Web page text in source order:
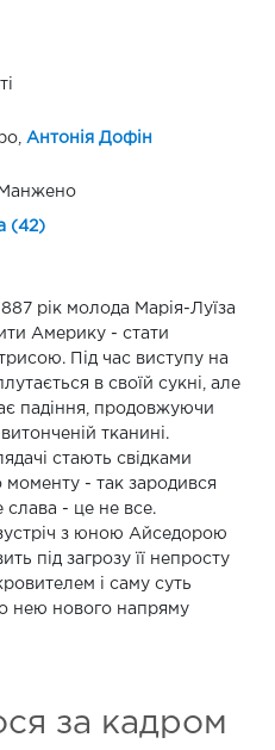
Антонія Дофін
(42)
рік молода Марія-Луїза
Америку - стати
Під час виступу на
в своїй сукні, але
падіння, продовжуючи
тканині.
стають свідками
моменту - так зародився
слава - це не все.
з юною Айседорою
під загрозу її непросту
і саму суть
нею нового напряму
за кадром